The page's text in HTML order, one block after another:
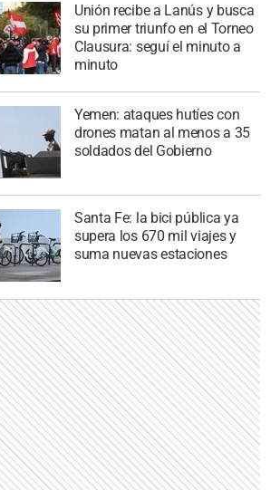
Unión recibe a Lanús y busca
su primer triunfo en el Torneo
Clausura: seguí el minuto a
minuto
Yemen: ataques hutíes con
drones matan al menos a 35
soldados del Gobierno
Santa Fe: la bici pública ya
supera los 670 mil viajes y
suma nuevas estaciones